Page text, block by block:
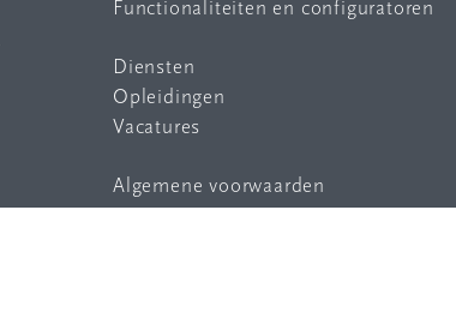
Functionaliteiten en configuratoren
Diensten
Opleidingen
Vacatures
Algemene voorwaarden